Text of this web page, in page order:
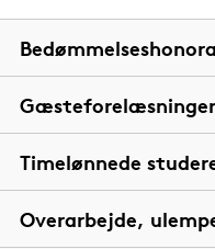
Timelønnede
Overarbejde,